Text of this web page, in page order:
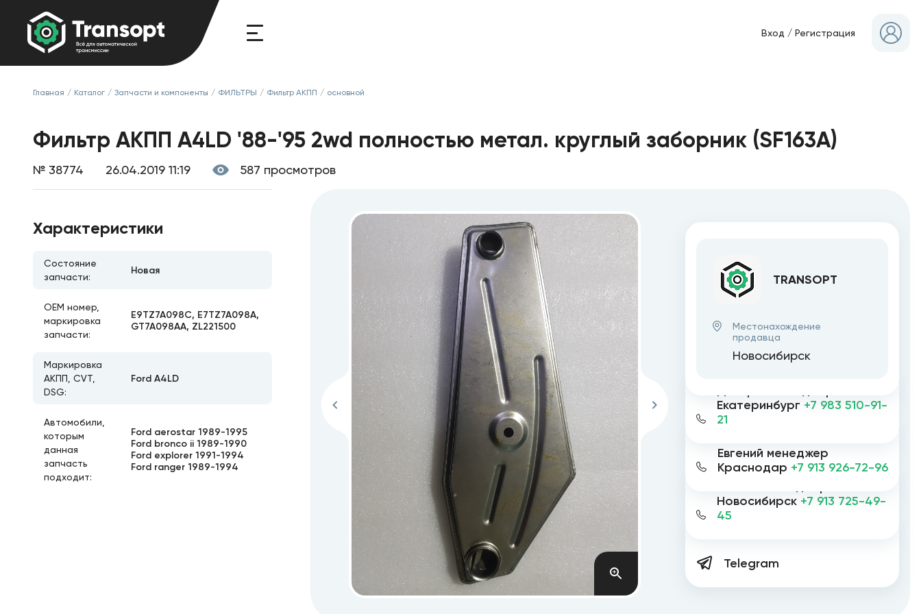
Вход /Регистрация
Главная / Каталог / Запчасти и компоненты / ФИЛЬТРЫ / Фильтр АКПП / основной
Фильтр АКПП A4LD '88-'95 2wd полностью метал. круглый заборник (SF163A)
№ 38774 26.04.2019 11:19 587 просмотров
Характеристики
Состояние
запчасти:
Новая
ОЕМ номер,
маркировка
запчасти:
E9TZ7A098C, E7TZ7A098A,
GT7A098AA, ZL221500
Маркировка
АКПП, CVT,
DSG:
Ford A4LD
Автомобили,
которым
данная
запчасть
подходит:
Ford aerostar 1989-1995
Ford bronco ii 1989-1990
Ford explorer 1991-1994
Ford ranger 1989-1994
Telegram
Новосибирск +7 913 725-49-
45
Евгений менеджер
Краснодар +7 913 926-72-96
Екатеринбург +7 983 510-91-
21
TRANSOPT
Местонахождение
продавца
Новосибирск